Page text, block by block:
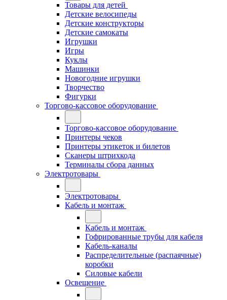
Товары для детей
Детские велосипеды
Детские конструкторы
Детские самокаты
Игрушки
Игры
Куклы
Машинки
Новогодние игрушки
Творчество
Фигурки
Торгово-кассовое оборудование
Торгово-кассовое оборудование
Принтеры чеков
Принтеры этикеток и билетов
Сканеры штрихкода
Терминалы сбора данных
Электротовары
Электротовары
Кабель и монтаж
Кабель и монтаж
Гофрированные трубы для кабеля
Кабель-каналы
Распределительные (распаячные)
коробки
Силовые кабели
Освещение